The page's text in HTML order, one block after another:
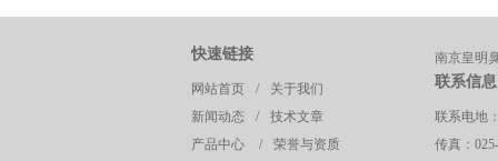
快速链接
网站首页 /
关于我们
新闻动态
/
技术文章
产品中心
/ 荣誉与资质
南京皇明
联系信息
联系电地
传真：